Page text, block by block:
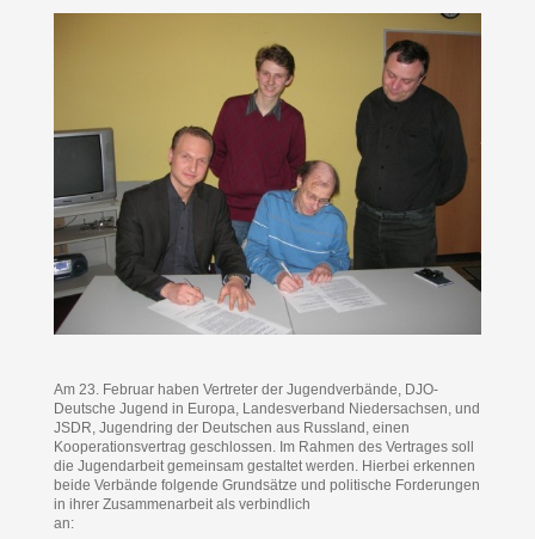
Am 23. Februar haben Vertreter der Jugendverbände, DJO-
Deutsche Jugend in Europa, Landesverband Niedersachsen, und
JSDR, Jugendring der Deutschen aus Russland, einen
Kooperationsvertrag geschlossen. Im Rahmen des Vertrages soll
die Jugendarbeit gemeinsam gestaltet werden. Hierbei erkennen
beide Verbände folgende Grundsätze und politische Forderungen
in ihrer Zusammenarbeit als verbindlich
an: